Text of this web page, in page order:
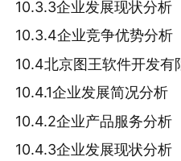
10.3.3企业发展现状分析
10.3.4企业竞争优势分析
10.4北京图王软件开发有
10.4.1企业发展简况分析
10.4.2企业产品服务分析
10.4.3企业发展现状分析